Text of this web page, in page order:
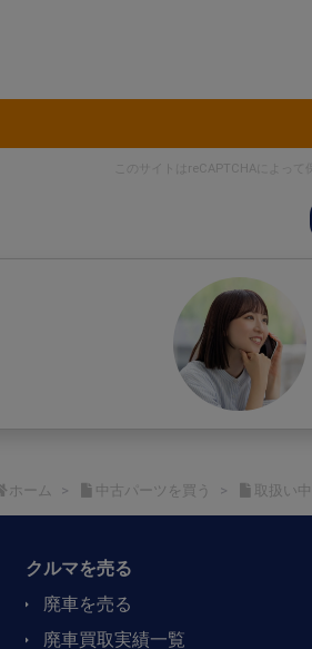
このサイトはreCAPTCHAによって
ホーム 中古パーツを買う 取扱い
クルマを売る
廃車を売る
廃車買取実績一覧